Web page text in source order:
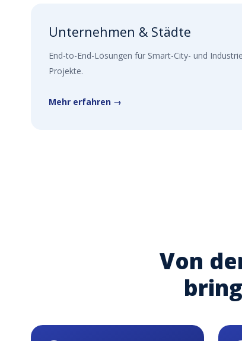
Unternehmen & Städte
End-to-End-Lösungen für Smart-City- und
Projekte.
Mehr erfahren →
Von